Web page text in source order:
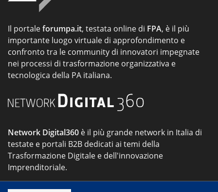
Il portaleforumpa.it, testata online di FPA, è il più
importante luogo virtuale di approfondimento e
confronto tra le community di innovatori impegnate
nei processi di trasformazione organizzativa e
tecnologica della PA italiana.
Network Digital360 è il più grande network in Italia di
testate e portali B2B dedicati ai temi della
Trasformazione Digitale e dell'innovazione
Imprenditoriale.